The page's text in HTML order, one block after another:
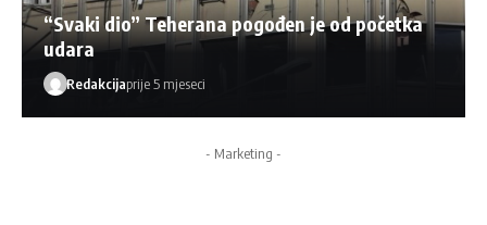
“Svaki dio” Teherana pogođen je od početka
udara
Redakcijaprije 5 mjeseci
- Marketing -